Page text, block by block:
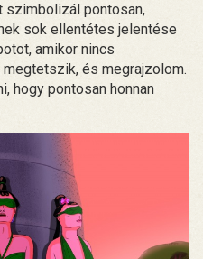
szimbolizál pontosan,
sok ellentétes jelentése
amikor nincs
és megrajzolom.
hogy pontosan honnan